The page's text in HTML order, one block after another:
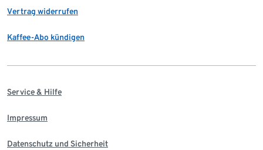
Vertrag widerrufen
Kaffee-Abo kündigen
Service & Hilfe
Impressum
Datenschutz und Sicherheit